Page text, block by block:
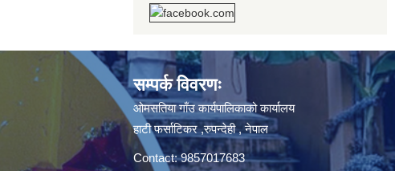
सम्पर्क विवरणः
ओमसतिया गाँउ कार्यपालिकाको कार्यालय
हाटी फर्साटिकर ,रुपन्देही , नेपाल
Contact: 9857017683